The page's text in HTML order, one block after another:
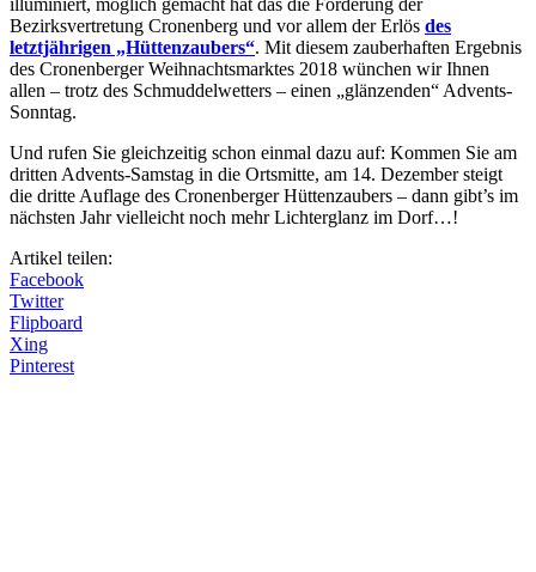
Bezirksvertretung Cronenberg und vor allem der Erlös des
letztjährigen „Hüttenzaubers“. Mit diesem zauberhaften Ergebnis
des Cronenberger Weihnachtsmarktes 2018 wünchen wir Ihnen
allen – trotz des Schmuddelwetters – einen „glänzenden“ Advents-
Sonntag.
Und rufen Sie gleichzeitig schon einmal dazu auf: Kommen Sie am
dritten Advents-Samstag in die Ortsmitte, am 14. Dezember steigt
die dritte Auflage des Cronenberger Hüttenzaubers – dann gibt’s im
nächsten Jahr vielleicht noch mehr Lichterglanz im Dorf…!
Artikel teilen:
Facebook
Twitter
Flipboard
Xing
Pinterest